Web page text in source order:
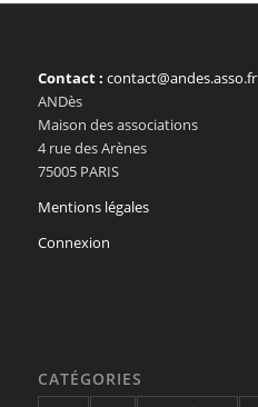
Contact : contact@andes.asso.fr
ANDès
Maison des associations
4 rue des Arènes
75005 PARIS
Mentions légales
Connexion
CATÉGORIES